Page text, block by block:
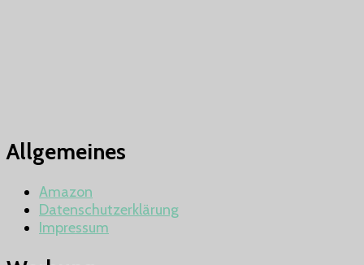
Allgemeines
Amazon
Datenschutzerklärung
Impressum